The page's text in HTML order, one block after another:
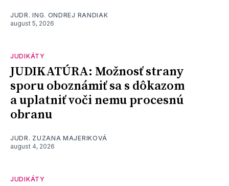
JUDR. ING. ONDREJ RANDIAK
august 5, 2026
JUDIKÁTY
JUDIKATÚRA: Možnosť strany
sporu oboznámiť sa s dôkazom
a uplatniť voči nemu procesnú
obranu
JUDR. ZUZANA MAJERIKOVÁ
august 4, 2026
JUDIKÁTY